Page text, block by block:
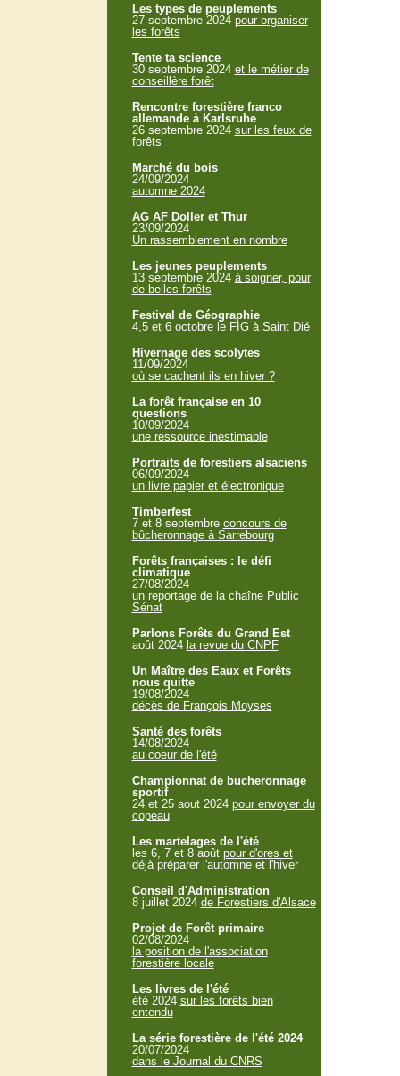
Les types de peuplements
27 septembre 2024 pour organiser
les forêts
Tente ta science
30 septembre 2024 et le métier de
conseillère forêt
Rencontre forestière franco
allemande à Karlsruhe
26 septembre 2024 sur les feux de
forêts
Marché du bois
24/09/2024
automne 2024
AG AF Doller et Thur
23/09/2024
Un rassemblement en nombre
Les jeunes peuplements
13 septembre 2024 à soigner, pour
de belles forêts
Festival de Géographie
4,5 et 6 octobre le FIG à Saint Dié
Hivernage des scolytes
11/09/2024
où se cachent ils en hiver ?
La forêt française en 10
questions
10/09/2024
une ressource inestimable
Portraits de forestiers alsaciens
06/09/2024
un livre papier et électronique
Timberfest
7 et 8 septembre concours de
bûcheronnage à Sarrebourg
Forêts françaises : le défi
climatique
27/08/2024
un reportage de la chaîne Public
Sénat
Parlons Forêts du Grand Est
août 2024 la revue du CNPF
Un Maître des Eaux et Forêts
nous quitte
19/08/2024
décès de François Moyses
Santé des forêts
14/08/2024
au coeur de l'été
Championnat de bucheronnage
sportif
24 et 25 aout 2024 pour envoyer du
copeau
Les martelages de l'été
les 6, 7 et 8 août pour d'ores et
déjà préparer l'automne et l'hiver
Conseil d'Administration
8 juillet 2024 de Forestiers d'Alsace
Projet de Forêt primaire
02/08/2024
la position de l'association
forestière locale
Les livres de l'été
été 2024 sur les forêts bien
entendu
La série forestière de l'été 2024
20/07/2024
dans le Journal du CNRS